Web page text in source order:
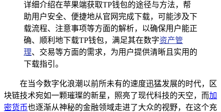
详细介绍在苹果端获取TP钱包的途径与方法，帮
助用户安全、便捷地从官网完成下载，可能涉及下
载流程、注意事项等方面的解析，以确保用户能正
确、顺利地下载TP钱包，满足其在数字资产管
理、交易等方面的需求，为用户提供清晰且实用的
下载指引。
在当今数字化浪潮以前所未有的速度迅猛发展的时代，区
块链技术宛如一颗璀璨的新星，照亮了现代科技的天空，而加
密货币也逐渐从神秘的金融领域走进了大众的视野，在这个充